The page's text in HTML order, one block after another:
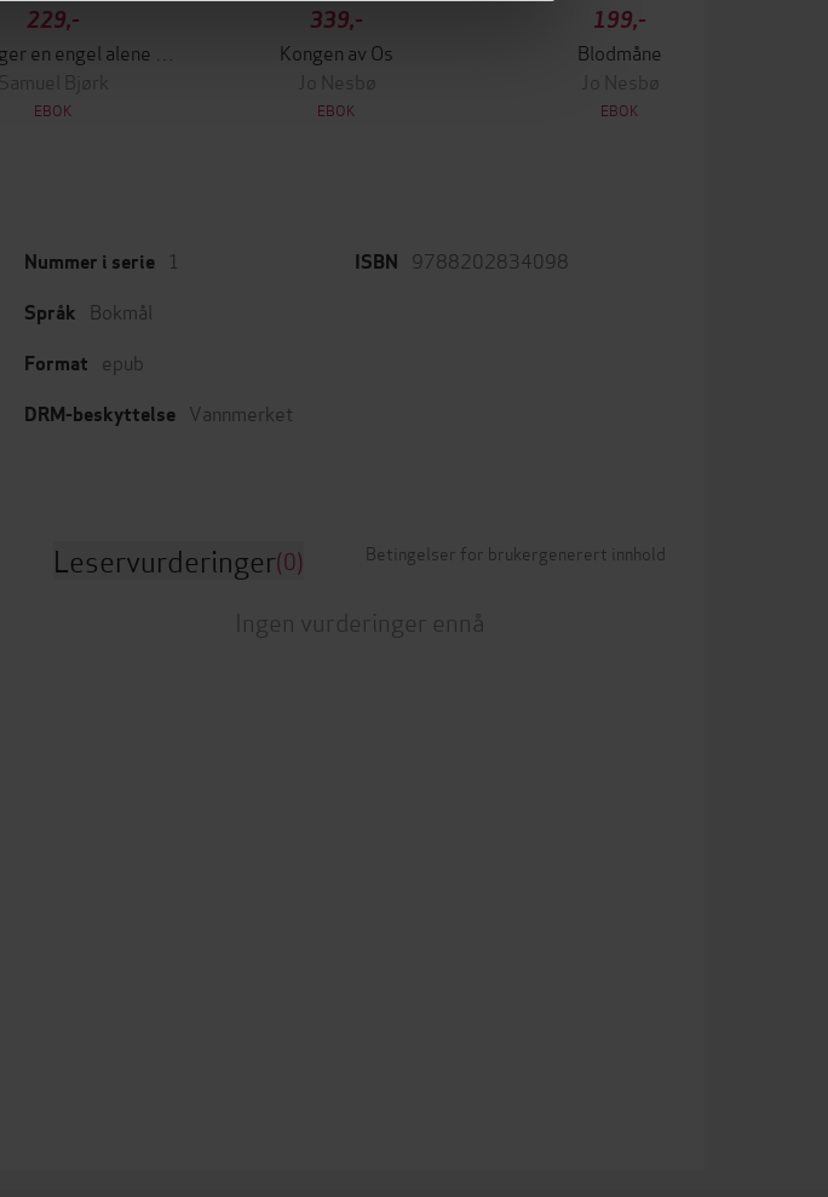
229,-
Samuel Bjørk
EBOK
339,-
Kongen av Os
Jo Nesbø
EBOK
199,-
Blodmåne
Jo Nesbø
EBOK
Nummer i serie 1
Språk Bokmål
Format epub
DRM-beskyttelse Vannmerket
ISBN 9788202834098
Leservurderinger(0) Betingelser for brukergenerert innhold
Ingen vurderinger ennå